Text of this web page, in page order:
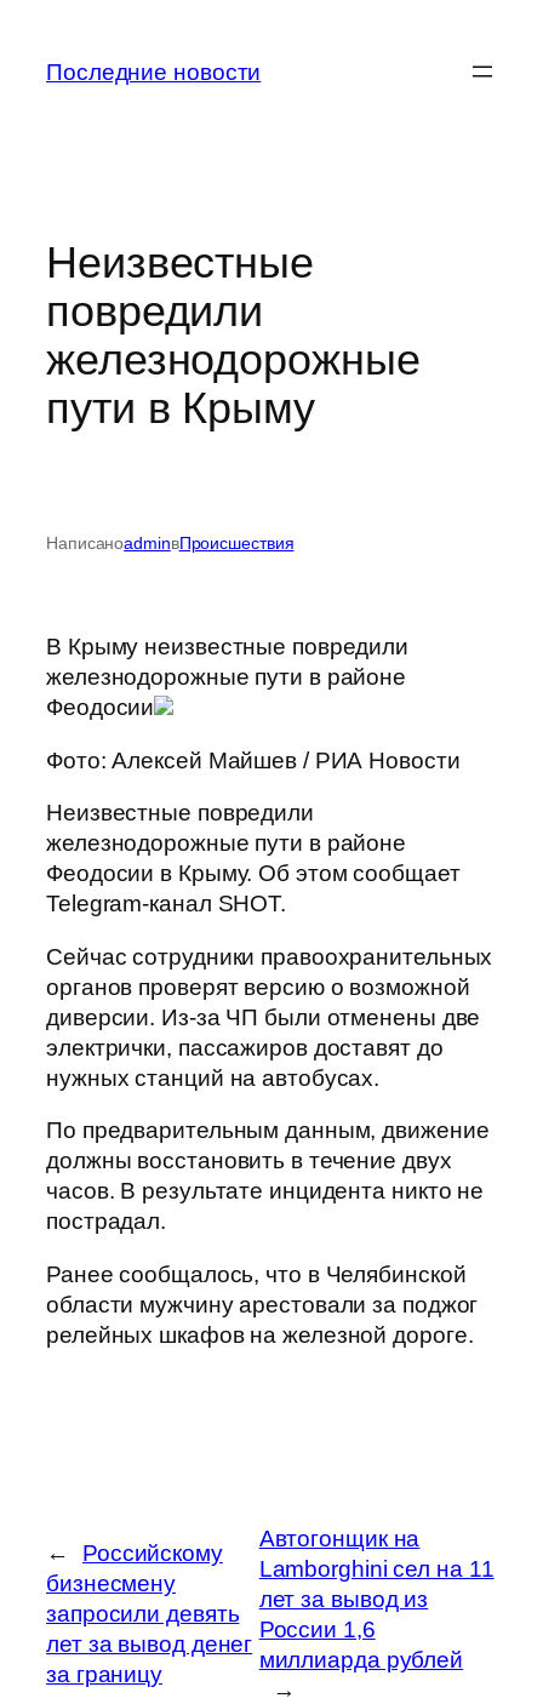
содержимому
Последние новости
Неизвестные
повредили
железнодорожные
пути в Крыму
НаписаноadminвПроисшествия
В Крыму неизвестные повредили
железнодорожные пути в районе
Феодосии
Фото: Алексей Майшев / РИА Новости
Неизвестные повредили
железнодорожные пути в районе
Феодосии в Крыму. Об этом сообщает
Telegram-канал SHOT.
Сейчас сотрудники правоохранительных
органов проверят версию о возможной
диверсии. Из-за ЧП были отменены две
электрички, пассажиров доставят до
нужных станций на автобусах.
По предварительным данным, движение
должны восстановить в течение двух
часов. В результате инцидента никто не
пострадал.
Ранее сообщалось, что в Челябинской
области мужчину арестовали за поджог
релейных шкафов на железной дороге.
←
Российскому
бизнесмену
запросили девять
лет за вывод денег
за границу
Автогонщик на
Lamborghini сел на 11
лет за вывод из
России 1,6
миллиарда рублей
→